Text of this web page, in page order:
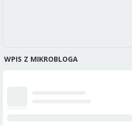
WPIS Z MIKROBLOGA